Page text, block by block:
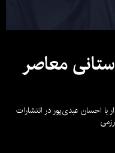
معاصر
با احسان عبدی‌پور در انتشارات